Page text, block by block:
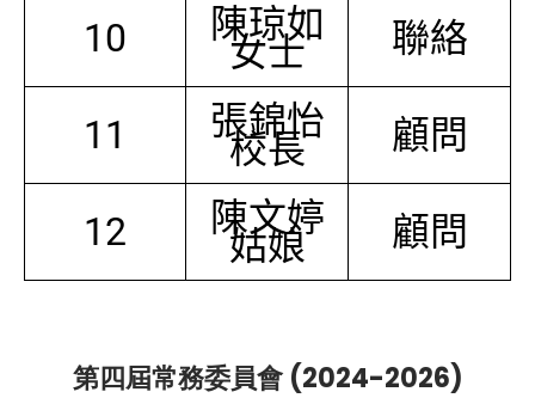
10 陳琼如
女士 聯絡
11 張錦怡
校長 顧問
12 陳文婷
姑娘 顧問
第四屆常務委員會 (2024-2026)